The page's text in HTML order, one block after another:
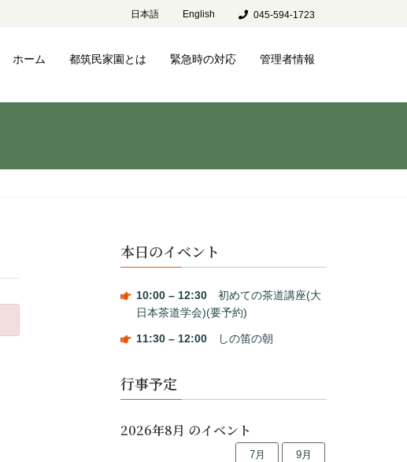
日本語 English 045-594-1723
ホーム 都筑民家園とは 緊急時の対応 管理者情報
本日のイベント
10:00 – 12:30初めての茶道講座(大
日本茶道学会)(要予約)
11:30 – 12:00しの笛の朝
行事予定
2026年8月 のイベント
7月 9月